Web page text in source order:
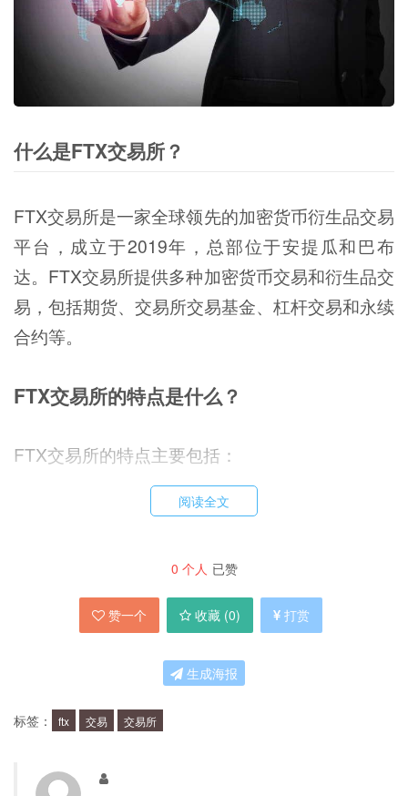
什么是FTX交易所？
FTX交易所是一家全球领先的加密货币衍生品交易
平台，成立于2019年，总部位于安提瓜和巴布
达。FTX交易所提供多种加密货币交易和衍生品交
易，包括期货、交易所交易基金、杠杆交易和永续
合约等。
FTX交易所的特点是什么？
FTX交易所的特点主要包括：
多种交易产品：FTX交易所提供多种交易产品，可以满足不
高杠杆交易：FTX交易所提供高达101倍的杠杆交易，可以帮
助投资者迅速获得高额利润。
低费用：FTX交易所的交易费用相对较低，可以帮助投资者
降低交易成本。
交易体验优化：FTX交易所注重交易体验的优化，提供简洁
易用的交易界面和完善的交易工具。
FTX交易所的优势是什么？
FTX交易所的优势主要包括：
阅读全文
0 个人 已赞
赞一个 收藏 (0) 打赏
生成海报
标签： ftx 交易 交易所